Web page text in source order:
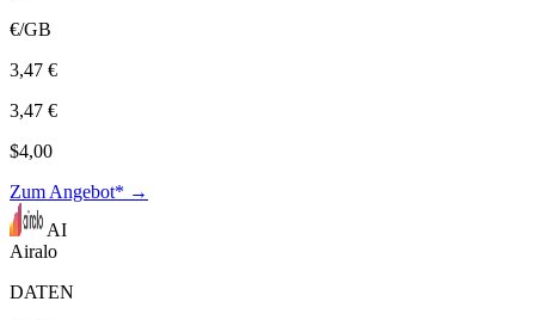
€/GB
3,47 €
3,47 €
$4,00
Zum Angebot* →
AI
Airalo
DATEN